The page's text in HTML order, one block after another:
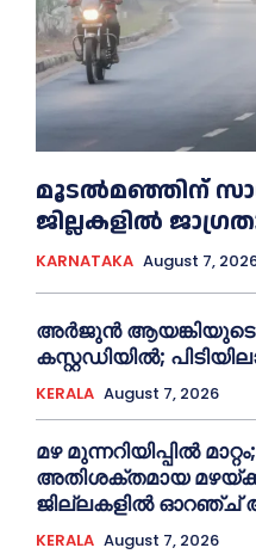
മൂടൽമഞ്ഞിന്
ജില്ലകളിൽ
KARNATAKA August 7,
അര്‍ജുന്‍
കസ്റ്റഡിയില്‍;
KERALA August 7, 2026
മഴ മുന്നറിയിപ്പിൽ
അതിശക്തമായ
ജില്ലകളിൽ ഓറഞ്ച്
KERALA August 7, 2026